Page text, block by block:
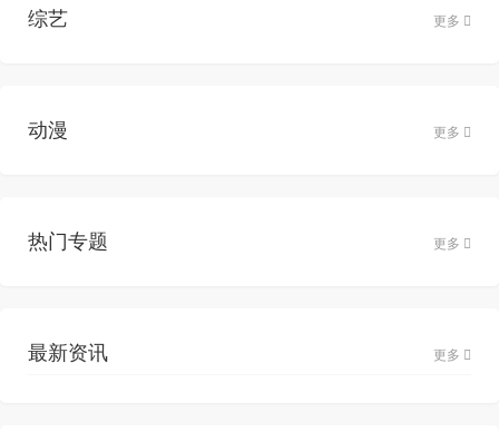
综艺 更多
动漫 更多
热门专题 更多
最新资讯 更多